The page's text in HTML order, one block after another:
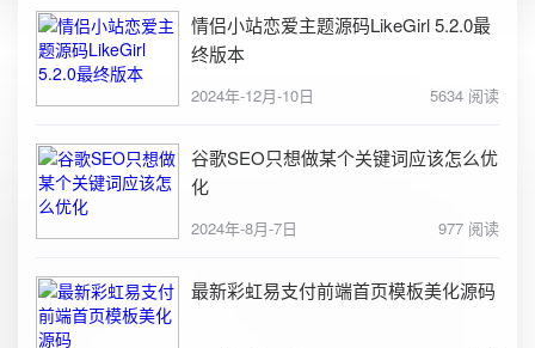
情侣小站恋爱主题源码LikeGirl 5.2.0最
终版本
2024年-12月-10日 5634 阅读
谷歌SEO只想做某个关键词应该怎么优
化
2024年-8月-7日 977 阅读
最新彩虹易支付前端首页模板美化源码